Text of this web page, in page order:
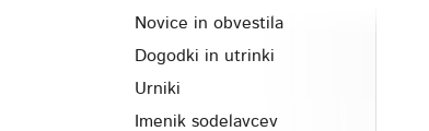
Novice in obvestila
Dogodki in utrinki
Urniki
Imenik sodelavcev